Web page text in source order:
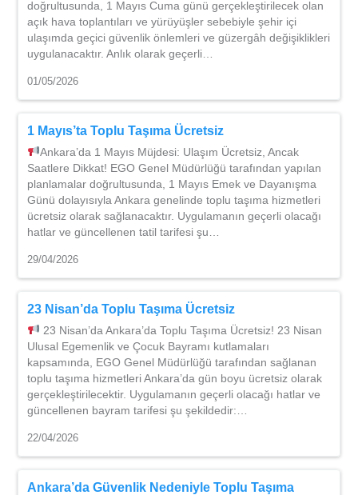
doğrultusunda, 1 Mayıs Cuma günü gerçekleştirilecek olan
açık hava toplantıları ve yürüyüşler sebebiyle şehir içi
ulaşımda geçici güvenlik önlemleri ve güzergâh değişiklikleri
uygulanacaktır. Anlık olarak geçerli…
01/05/2026
1 Mayıs’ta Toplu Taşıma Ücretsiz
Ankara’da 1 Mayıs Müjdesi: Ulaşım Ücretsiz, Ancak
Saatlere Dikkat! EGO Genel Müdürlüğü tarafından yapılan
planlamalar doğrultusunda, 1 Mayıs Emek ve Dayanışma
Günü dolayısıyla Ankara genelinde toplu taşıma hizmetleri
ücretsiz olarak sağlanacaktır. Uygulamanın geçerli olacağı
hatlar ve güncellenen tatil tarifesi şu…
29/04/2026
23 Nisan’da Toplu Taşıma Ücretsiz
23 Nisan’da Ankara’da Toplu Taşıma Ücretsiz! 23 Nisan
Ulusal Egemenlik ve Çocuk Bayramı kutlamaları
kapsamında, EGO Genel Müdürlüğü tarafından sağlanan
toplu taşıma hizmetleri Ankara’da gün boyu ücretsiz olarak
gerçekleştirilecektir. Uygulamanın geçerli olacağı hatlar ve
güncellenen bayram tarifesi şu şekildedir:…
22/04/2026
Ankara’da Güvenlik Nedeniyle Toplu Taşıma